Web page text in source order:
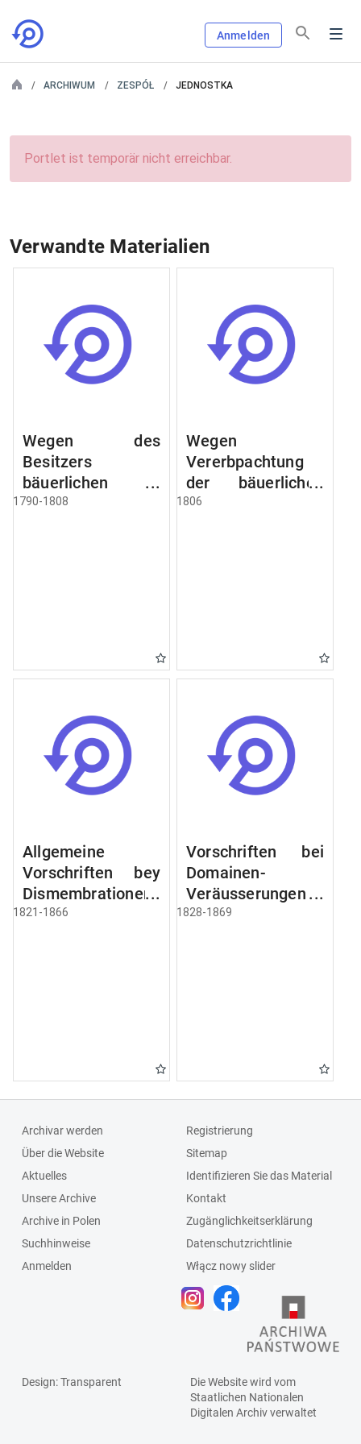
Anmelden
ARCHIWUM ZESPÓŁ JEDNOSTKA
Portlet ist temporär nicht erreichbar.
Verwandte Materialien
Wegen des
Besitzers
bäuerlichen
Grundstücke, den
1790-1808
Wegen
Vererbpachtung
der bäuerlichen
Grundstücke und
1806
Allgemeine
Vorschriften bey
Dismembrationen
Domainen-
1821-1866
Vorschriften bei
Domainen-
Veräusserungen
und
1828-1869
Archivar werden
Über die Website
Aktuelles
Unsere Archive
Archive in Polen
Suchhinweise
Anmelden
Registrierung
Sitemap
Identifizieren Sie das Material
Kontakt
Zugänglichkeitserklärung
Datenschutzrichtlinie
Włącz nowy slider
Design: Transparent
Die Website wird vom
Staatlichen Nationalen
Digitalen Archivverwaltet